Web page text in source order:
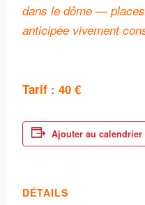
dans le dôme —
anticipée vivement
Tarif : 40 €
Ajouter au calendrier
DÉTAILS